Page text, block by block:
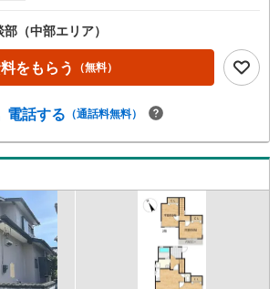
（中部エリア）
をもらう （無料）
電話する （通話料無料）